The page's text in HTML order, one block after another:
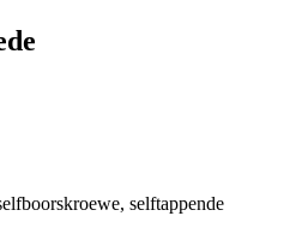
selftappende